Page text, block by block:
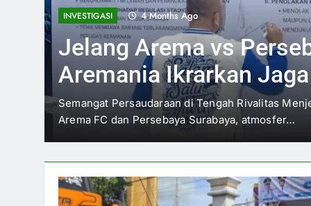
INVESTIGASI 4 Months Ago
Jelang Arema vs
Aremania Ikrarkan
Malang Raya
Semangat Persaudaraan di Tengah Rivalitas
Arema FC dan Persebaya Surabaya, atmosfer…